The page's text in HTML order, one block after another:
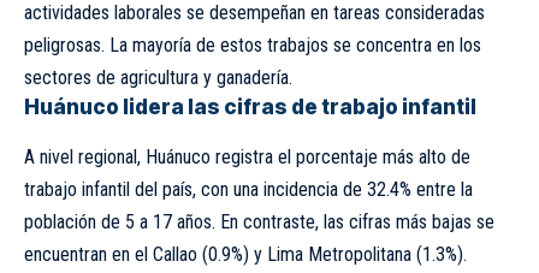
actividades laborales se desempeñan en tareas consideradas
peligrosas. La mayoría de estos trabajos se concentra en los
sectores de agricultura y ganadería.
Huánuco lidera las cifras de trabajo infantil
A nivel regional, Huánuco registra el porcentaje más alto de
trabajo infantil del país, con una incidencia de 32.4% entre la
población de 5 a 17 años. En contraste, las cifras más bajas se
encuentran en el Callao (0.9%) y Lima Metropolitana (1.3%).